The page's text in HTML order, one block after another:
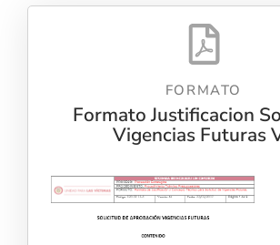
FORMATO
Formato Justificacion
Vigencias Futuras